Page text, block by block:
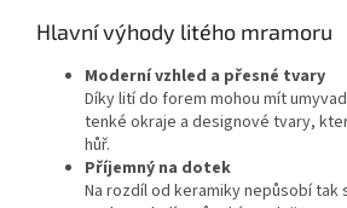
Hlavní výhody litého mramoru
Moderní vzhled a přesné tvary
Díky lití do forem mohou mít
tenké okraje a designové tvary,
hůř.
Příjemný na dotek
Na rozdíl od keramiky nepůsobí tak